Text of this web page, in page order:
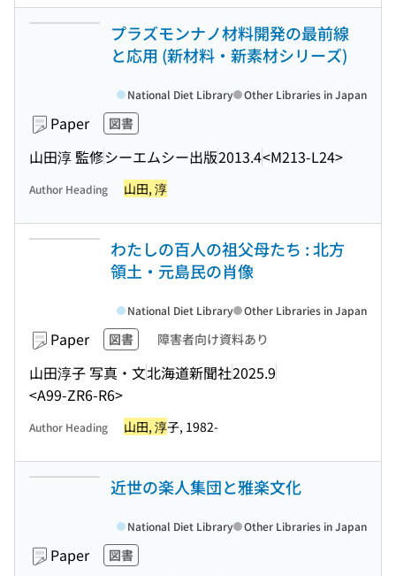
プラズモンナノ材料開発の最前線
と応用 (新材料・新素材シリーズ)
Paper 図書
山田淳 監修シーエムシー出版2013.4<M213-L24>
National Diet Library Other Libraries in Japan
Author Heading 山田, 淳
わたしの百人の祖父母たち : 北方
領土・元島民の肖像
Paper 図書 障害者向け資料あり
山田淳子 写真・文北海道新聞社2025.9
<A99-ZR6-R6>
National Diet Library Other Libraries in Japan
Author Heading 山田, 淳子, 1982-
近世の楽人集団と雅楽文化
Paper 図書
National Diet Library Other Libraries in Japan